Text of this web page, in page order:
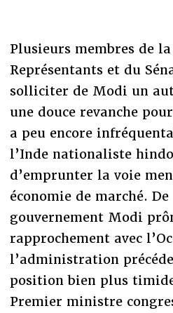
Plusieurs membres de
Représentants et du
solliciter de Modi un
une douce revanche
a peu encore
l’Inde nationaliste
d’emprunter la voie
économie de marché.
gouvernement Modi
rapprochement avec
l’administration
position bien plus
Premier ministre